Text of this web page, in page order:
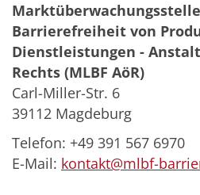
Barrierefreiheit von
Dienstleistungen -
Rechts (MLBF AöR)
Carl-Miller-Str. 6
39112 Magdeburg
Telefon: +49 391 567 6970
E-​Mail: kontakt@mlbf-